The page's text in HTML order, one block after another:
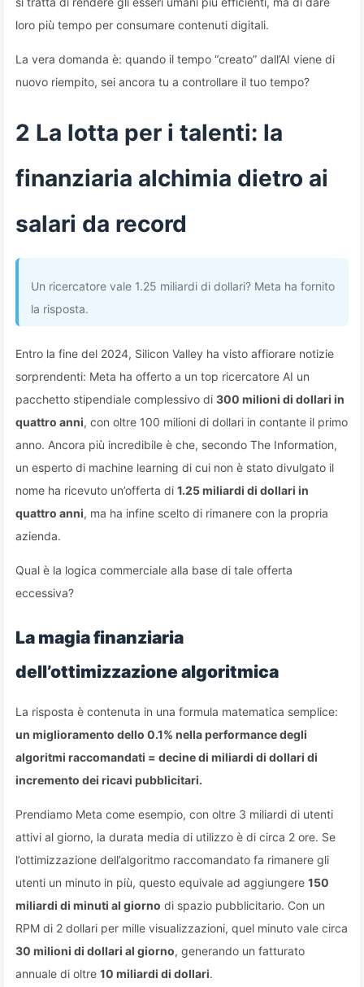
loro più tempo per consumare contenuti digitali.
La vera domanda è: quando il tempo “creato” dall’AI viene di
nuovo riempito, sei ancora tu a controllare il tuo tempo?
2 La lotta per i talenti: la
finanziaria alchimia dietro ai
salari da record
Un ricercatore vale 1.25 miliardi di dollari? Meta ha fornito
la risposta.
Entro la fine del 2024, Silicon Valley ha visto affiorare notizie
sorprendenti: Meta ha offerto a un top ricercatore AI un
pacchetto stipendiale complessivo di 300 milioni di dollari in
quattro anni, con oltre 100 milioni di dollari in contante il primo
anno. Ancora più incredibile è che, secondo The Information,
un esperto di machine learning di cui non è stato divulgato il
nome ha ricevuto un’offerta di 1.25 miliardi di dollari in
quattro anni, ma ha infine scelto di rimanere con la propria
azienda.
Qual è la logica commerciale alla base di tale offerta
eccessiva?
La magia finanziaria
dell’ottimizzazione algoritmica
La risposta è contenuta in una formula matematica semplice:
un miglioramento dello 0.1% nella performance degli
algoritmi raccomandati = decine di miliardi di dollari di
incremento dei ricavi pubblicitari.
Prendiamo Meta come esempio, con oltre 3 miliardi di utenti
attivi al giorno, la durata media di utilizzo è di circa 2 ore. Se
l’ottimizzazione dell’algoritmo raccomandato fa rimanere gli
utenti un minuto in più, questo equivale ad aggiungere 150
miliardi di minuti al giorno di spazio pubblicitario. Con un
RPM di 2 dollari per mille visualizzazioni, quel minuto vale circa
30 milioni di dollari al giorno, generando un fatturato
annuale di oltre 10 miliardi di dollari.